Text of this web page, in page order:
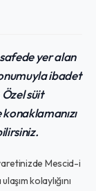
yer alan
ibadet
süit
Mescid-i
kolaylığını